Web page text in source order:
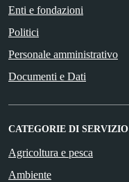
Enti e fondazioni
Politici
Personale amministrativo
Documenti e Dati
CATEGORIE DI SERVIZIO
Agricoltura e pesca
Ambiente